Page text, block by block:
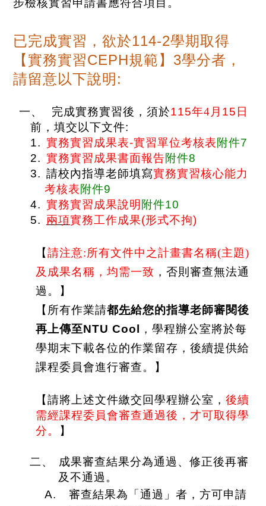
步檢核實習申請書應符合項目。
已完成實習，欲於114-2學期取得
【實務實習CEPH規範】 3學分者，
請留意以下說明 :
一、 完成實務實習後，須於115年4 月 15 日
前，填交以下文件:
1. 實務實習成果表-實習單位考核表附件7
2. 實務實習成果書面報告附件8
3. 請校內指導老師填寫實務實習核心能力
考核表附件9
4. 實務實習成果說明 附件10
5. 兩項實務工作成果(形式不拘)
【請注意:所有文件中之計畫書名稱(主題)
及成果名稱，均需一致 ，否則審查無法通
過。】
【所有作業請都先給您的指導老師審閱後
再上傳至NTU Cool
，學程辦公室將於每
學期末下載各位的作業留存，後續提供給
課程委員會進行審查。】
【請將上述文件繳交回學程辦公室，後續
需經課程委員會審查通過後，才可取得學
分。
】
二、
成果審查結果分為通過、修正後再審
及不通過。
A.
審查結果為「通過」者，方可申請